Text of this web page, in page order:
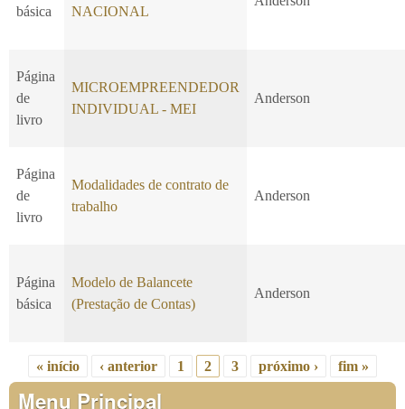
básica NACIONAL
Página
de
livro
MICROEMPREENDEDOR
INDIVIDUAL - MEI
Anderson
Página
de
livro
Modalidades de contrato de
trabalho
Anderson
Página
básica
Modelo de Balancete
(Prestação de Contas)
Anderson
Páginas
« início ‹ anterior 1 2 3 próximo › fim »
Menu Principal